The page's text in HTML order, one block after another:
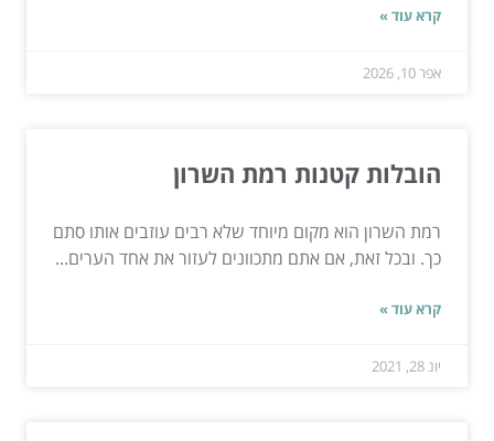
קרא עוד »
אפר 10, 2026
הובלות קטנות רמת השרון
רמת השרון הוא מקום מיוחד שלא רבים עוזבים אותו סתם
כך. ובכל זאת, אם אתם מתכוונים לעזור את אחד הערים...
קרא עוד »
יונ 28, 2021